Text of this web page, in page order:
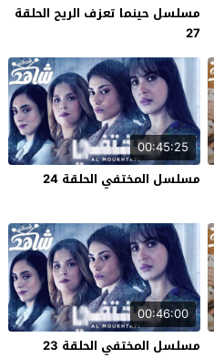
مسلسل حينما تعزف الريح الحلقة
27
00:45:25
مسلسل المختفي الحلقة 24
00:46:00
مسلسل المختفي الحلقة 23